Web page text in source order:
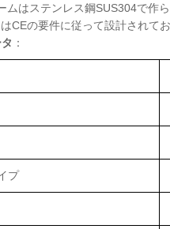
ムはステンレス鋼SUS304で作ら
CEの要件に従って設計されて
：
プ